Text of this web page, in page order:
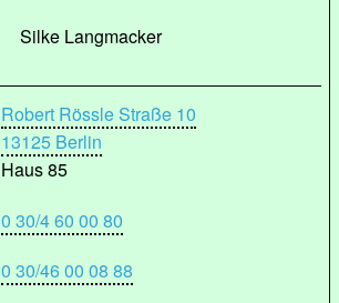
Silke Langmacker
Robert Rössle Straße 10
13125 Berlin
Haus 85
0 30/4 60 00 80
0 30/46 00 08 88